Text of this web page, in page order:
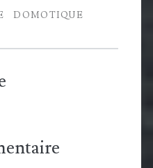
DOMOTIQUE